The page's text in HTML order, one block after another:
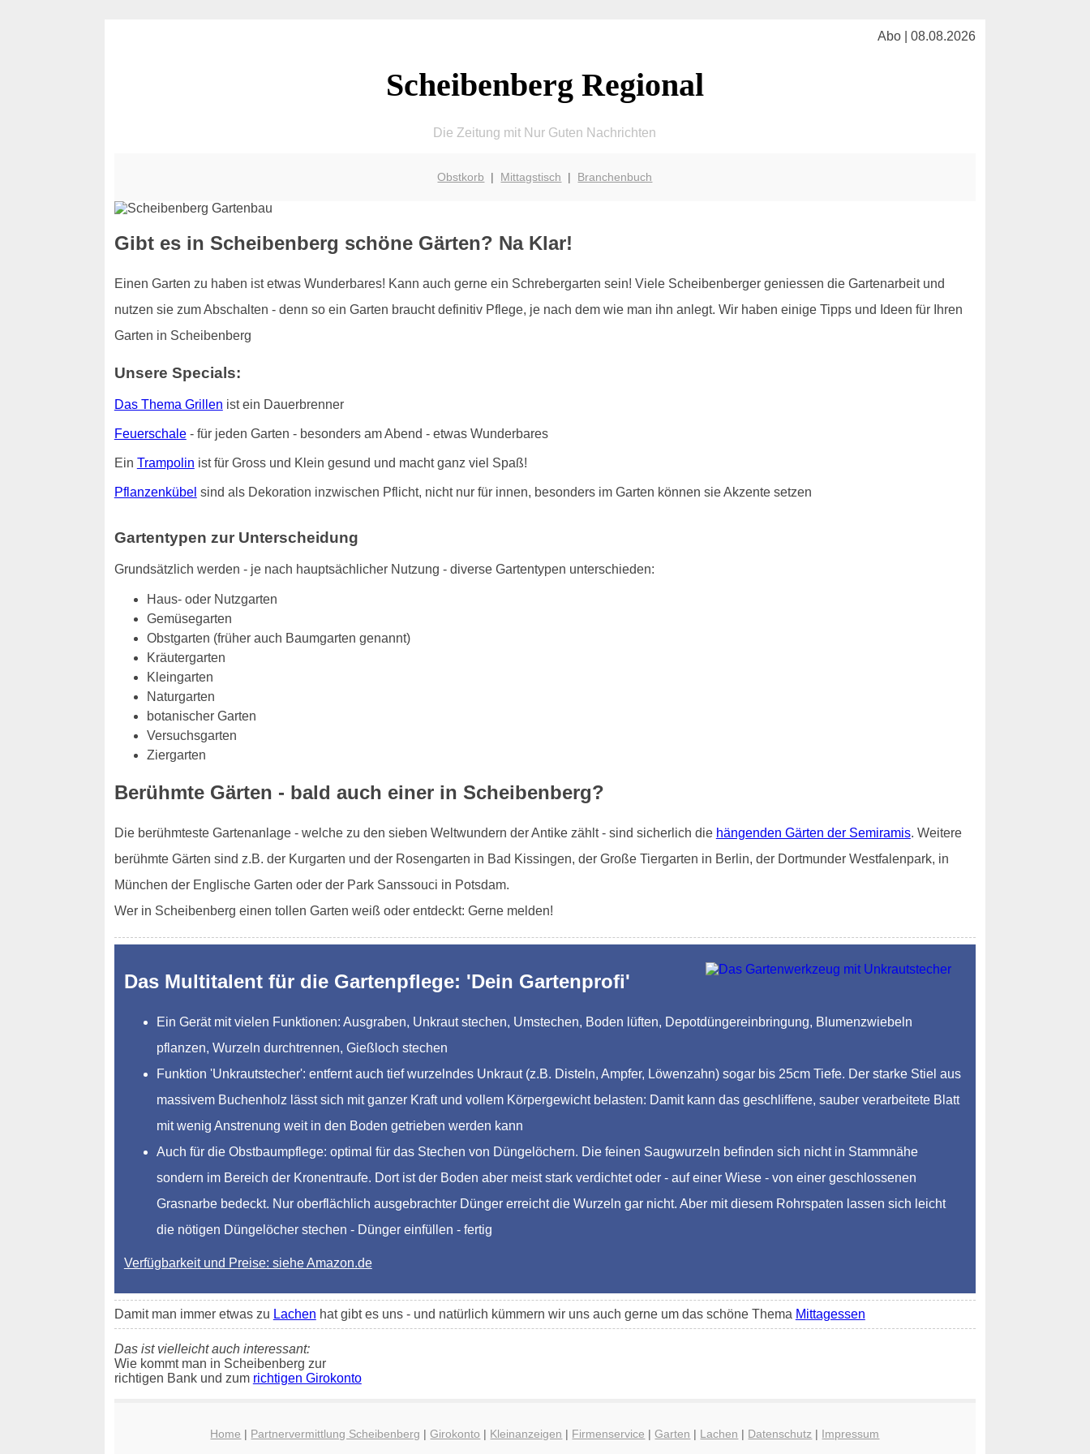
Abo | 08.08.2026
Scheibenberg Regional
Die Zeitung mit Nur Guten Nachrichten
Obstkorb | Mittagstisch | Branchenbuch
Gibt es in Scheibenberg schöne Gärten? Na Klar!
Einen Garten zu haben ist etwas Wunderbares! Kann auch gerne ein Schrebergarten sein! Viele Scheibenberger geniessen die Gartenarbeit und
nutzen sie zum Abschalten - denn so ein Garten braucht definitiv Pflege, je nach dem wie man ihn anlegt. Wir haben einige Tipps und Ideen für Ihren
Garten in Scheibenberg
Unsere Specials:
Das Thema Grillen ist ein Dauerbrenner
Feuerschale- für jeden Garten - besonders am Abend - etwas Wunderbares
Ein Trampolin ist für Gross und Klein gesund und macht ganz viel Spaß!
Pflanzenkübel sind als Dekoration inzwischen Pflicht, nicht nur für innen, besonders im Garten können sie Akzente setzen
Gartentypen zur Unterscheidung
Grundsätzlich werden - je nach hauptsächlicher Nutzung - diverse Gartentypen unterschieden:
Haus- oder Nutzgarten
Gemüsegarten
Obstgarten (früher auch Baumgarten genannt)
Kräutergarten
Kleingarten
Naturgarten
botanischer Garten
Versuchsgarten
Ziergarten
Berühmte Gärten - bald auch einer in Scheibenberg?
Die berühmteste Gartenanlage - welche zu den sieben Weltwundern der Antike zählt - sind sicherlich die hängenden Gärten der Semiramis. Weitere
berühmte Gärten sind z.B. der Kurgarten und der Rosengarten in Bad Kissingen, der Große Tiergarten in Berlin, der Dortmunder Westfalenpark, in
München der Englische Garten oder der Park Sanssouci in Potsdam.
Wer in Scheibenberg einen tollen Garten weiß oder entdeckt: Gerne melden!
Das Multitalent für die Gartenpflege: 'Dein Gartenprofi'
Ein Gerät mit vielen Funktionen: Ausgraben, Unkraut stechen, Umstechen, Boden lüften, Depotdüngereinbringung, Blumenzwiebeln
pflanzen, Wurzeln durchtrennen, Gießloch stechen
Funktion 'Unkrautstecher': entfernt auch tief wurzelndes Unkraut (z.B. Disteln, Ampfer, Löwenzahn) sogar bis 25cm Tiefe. Der starke Stiel aus
massivem Buchenholz lässt sich mit ganzer Kraft und vollem Körpergewicht belasten: Damit kann das geschliffene, sauber verarbeitete Blatt
mit wenig Anstrenung weit in den Boden getrieben werden kann
Auch für die Obstbaumpflege: optimal für das Stechen von Düngelöchern. Die feinen Saugwurzeln befinden sich nicht in Stammnähe
sondern im Bereich der Kronentraufe. Dort ist der Boden aber meist stark verdichtet oder - auf einer Wiese - von einer geschlossenen
Grasnarbe bedeckt. Nur oberflächlich ausgebrachter Dünger erreicht die Wurzeln gar nicht. Aber mit diesem Rohrspaten lassen sich leicht
die nötigen Düngelöcher stechen - Dünger einfüllen - fertig
Verfügbarkeit und Preise: siehe Amazon.de
Damit man immer etwas zu Lachen hat gibt es uns - und natürlich kümmern wir uns auch gerne um das schöne Thema Mittagessen
Das ist vielleicht auch interessant:
Wie kommt man in Scheibenberg zur
richtigen Bank und zum richtigen Girokonto
Home | Partnervermittlung Scheibenberg |Girokonto | Kleinanzeigen | Firmenservice |Garten | Lachen | Datenschutz | Impressum